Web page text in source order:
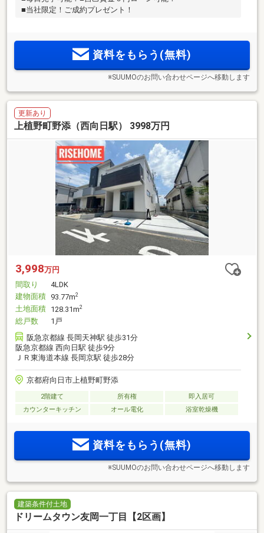
■当社限定！ご成約プレゼント！
資料をもらう(無料)
※SUUMOのお問い合わせページへ移動します
更新あり
上植野町野添（西向日駅） 3998万円
3,998万円
間取り
4LDK
建物面積 93.77m2
土地面積 128.31m2
総戸数
1戸
阪急京都線 長岡天神駅 徒歩31分
阪急京都線 西向日駅 徒歩9分
ＪＲ東海道本線 長岡京駅 徒歩28分
京都府向日市上植野町野添
2階建て 所有権
即入居可
カウンターキッチン
オール電化 浴室乾燥機
資料をもらう(無料)
※SUUMOのお問い合わせページへ移動します
建築条件付土地
ドリームタウン友岡一丁目【2区画】